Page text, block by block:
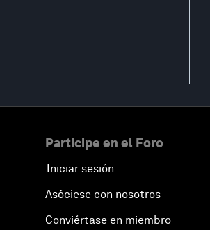
Participe en el Foro
Iniciar sesión
Asóciese con nosotros
Conviértase en miembro